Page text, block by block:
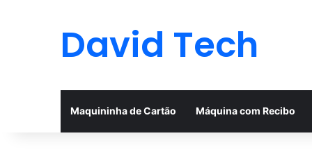
David Tech
Maquininha de Cartão Máquina com Recibo